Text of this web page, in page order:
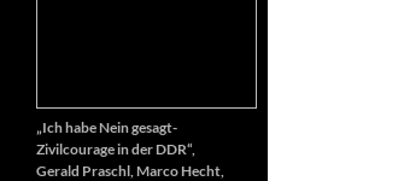
„Ich habe Nein gesagt-
Zivilcourage in der DDR“,
Gerald Praschl, Marco Hecht,